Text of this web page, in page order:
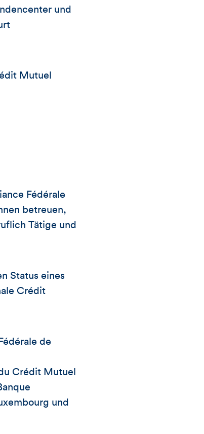
und
Mutuel
Fédérale
betreuen,
Tätige und
Status eines
Crédit
de
Crédit Mutuel
und